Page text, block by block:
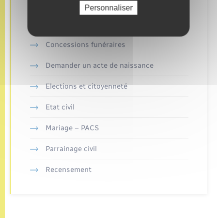
Retrouvez aussi
Concessions funéraires
Demander un acte de naissance
Elections et citoyenneté
Etat civil
Mariage – PACS
Parrainage civil
Recensement
Personnaliser